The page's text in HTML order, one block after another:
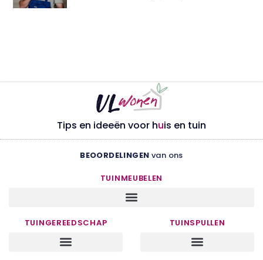
Tips en ideeën voor huis en tuin
BEOORDELINGEN van ons
TUINMEUBELEN
TUINGEREEDSCHAP TUINSPULLEN